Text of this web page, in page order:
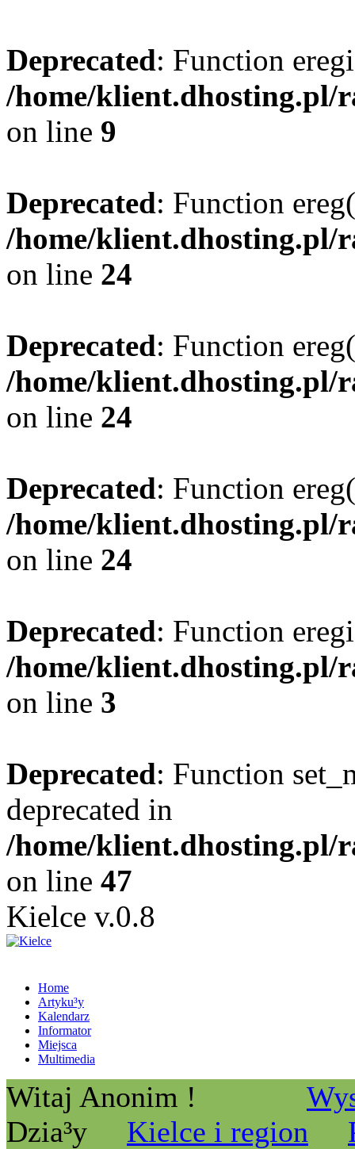
Deprecated: Function
/home/klient.dhosting.pl/
on line 9
Deprecated: Function
/home/klient.dhosting.pl/
on line 24
Deprecated: Function
/home/klient.dhosting.pl/
on line 24
Deprecated: Function
/home/klient.dhosting.pl/
on line 24
Deprecated: Function
/home/klient.dhosting.pl/
on line 3
Deprecated: Function
deprecated in
/home/klient.dhosting.pl/
on line 47
Kielce v.0.8
Home
Artyku³y
Kalendarz
Informator
Miejsca
Multimedia
Witaj Anonim !
Dzia³y
Kielce i region